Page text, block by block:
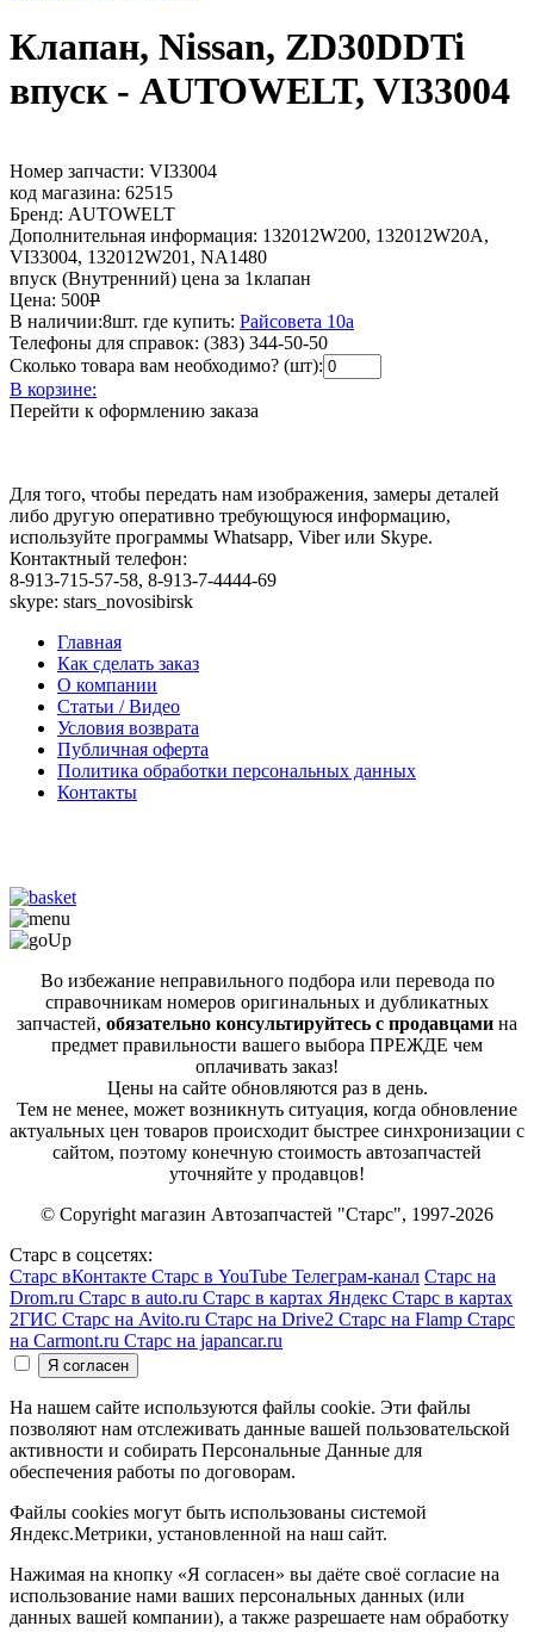
Клапан, Nissan, ZD30DDTi
впуск - AUTOWELT, VI33004
Номер запчасти: VI33004
код магазина: 62515
Бренд: AUTOWELT
Дополнительная информация: 132012W200, 132012W20A,
VI33004, 132012W201, NA1480
впуск (Внутренний) цена за 1клапан
Цена: 500Р
В наличии:8шт. где купить: Райсовета 10а
Телефоны для справок: (383) 344-50-50
Сколько товара вам необходимо? (шт):
В корзине:
Перейти к оформлению заказа
Для того, чтобы передать нам изображения, замеры деталей
либо другую оперативно требующуюся информацию,
используйте программы Whatsapp, Viber или Skype.
Контактный телефон:
8-913-715-57-58, 8-913-7-4444-69
skype: stars_novosibirsk
Главная
Как сделать заказ
О компании
Статьи / Видео
Условия возврата
Публичная оферта
Политика обработки персональных данных
Контакты
Во избежание неправильного подбора или перевода по
справочникам номеров оригинальных и дубликатных
запчастей, обязательно консультируйтесь с продавцами на
предмет правильности вашего выбора ПРЕЖДЕ чем
оплачивать заказ!
Цены на сайте обновляются раз в день.
Тем не менее, может возникнуть ситуация, когда обновление
актуальных цен товаров происходит быстрее синхронизации с
сайтом, поэтому конечную стоимость автозапчастей
уточняйте у продавцов!
© Copyright магазин Автозапчастей "Старс", 1997-2026
Старс в соцсетях:
Старс вКонтакте Старс в YouTube Телеграм-канал Старс на
Drom.ru Старс в auto.ru Старс в картах Яндекс Старс в картах
2ГИС Старс на Avito.ru Старс на Drive2 Старс на Flamp Старс
на Carmont.ru Старс на japancar.ru
На нашем сайте используются файлы cookie. Эти файлы
позволяют нам отслеживать данные вашей пользовательской
активности и собирать Персональные Данные для
обеспечения работы по договорам.
Файлы cookies могут быть использованы системой
Яндекс.Метрики, установленной на наш сайт.
Нажимая на кнопку «Я согласен» вы даёте своё согласие на
использование нами ваших персональных данных (или
данных вашей компании), а также разрешаете нам обработку